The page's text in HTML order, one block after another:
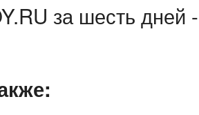
за шесть дней